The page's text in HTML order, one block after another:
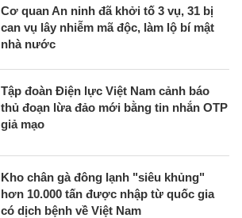
Cơ quan An ninh đã khởi tố 3 vụ, 31 bị
can vụ lây nhiễm mã độc, làm lộ bí mật
nhà nước
Tập đoàn Điện lực Việt Nam cảnh báo
thủ đoạn lừa đảo mới bằng tin nhắn OTP
giả mạo
Kho chân gà đông lạnh "siêu khủng"
hơn 10.000 tấn được nhập từ quốc gia
có dịch bệnh về Việt Nam